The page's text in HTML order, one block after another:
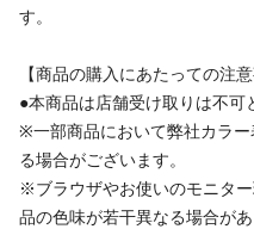
す。
【商品の購入にあたっての注意
●本商品は店舗受け取りは不可
※一部商品において弊社カラ
る場合がございます。
※ブラウザやお使いのモニタ
品の色味が若干異なる場合があ